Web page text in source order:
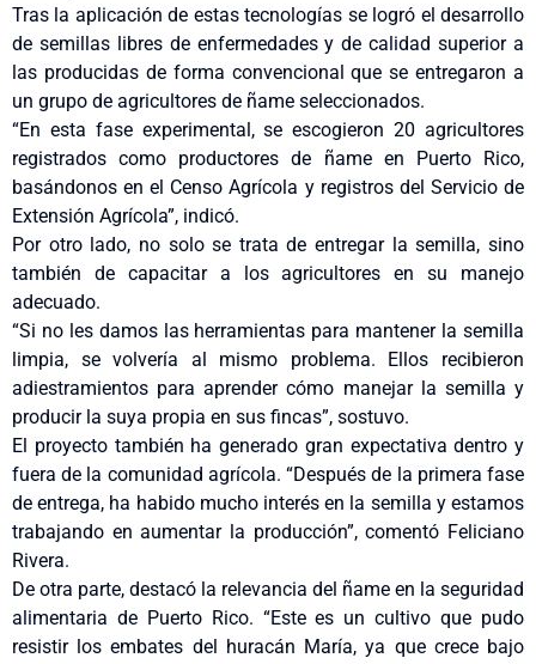
Tras la aplicación de estas tecnologías se logró el desarrollo
de semillas libres de enfermedades y de calidad superior a
las producidas de forma convencional que se entregaron a
un grupo de agricultores de ñame seleccionados.
“En esta fase experimental, se escogieron 20 agricultores
registrados como productores de ñame en Puerto Rico,
basándonos en el Censo Agrícola y registros del Servicio de
Extensión Agrícola”, indicó.
Por otro lado, no solo se trata de entregar la semilla, sino
también de capacitar a los agricultores en su manejo
adecuado.
“Si no les damos las herramientas para mantener la semilla
limpia, se volvería al mismo problema. Ellos recibieron
adiestramientos para aprender cómo manejar la semilla y
producir la suya propia en sus fincas”, sostuvo.
El proyecto también ha generado gran expectativa dentro y
fuera de la comunidad agrícola. “Después de la primera fase
de entrega, ha habido mucho interés en la semilla y estamos
trabajando en aumentar la producción”, comentó Feliciano
Rivera.
De otra parte, destacó la relevancia del ñame en la seguridad
alimentaria de Puerto Rico. “Este es un cultivo que pudo
resistir los embates del huracán María, ya que crece bajo